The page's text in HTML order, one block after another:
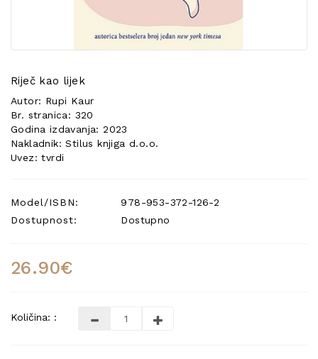
Riječ kao lijek
Autor: Rupi Kaur
Br. stranica: 320
Godina izdavanja: 2023
Nakladnik: Stilus knjiga d.o.o.
Uvez: tvrdi
Model/ISBN:
978-953-372-126-2
Dostupnost:
Dostupno
26.90€
Količina: :